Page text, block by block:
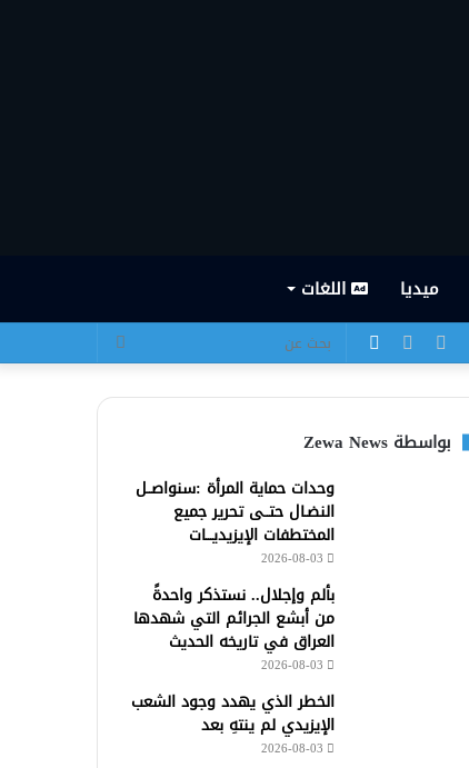
ميديا اللغات
الوضعانستقرام يوتيوب تويتر
بواسطة Zewa News
وحدات حماية المرأة :سنواصــل
النضـال حتــى تحرير جميع
المختطفات الإيزيديـــات
2026-08-03
بألم وإجلال.. نستذكر واحدةً
من أبشع الجرائم التي شهدها
العراق في تاريخه الحديث
2026-08-03
الخطر الذي يهدد وجود الشعب
الإيزيدي لم ينتهِ بعد
2026-08-03